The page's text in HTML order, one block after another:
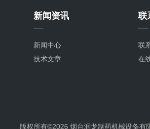
新闻资讯
新闻中心
技术文章
联
联
在
版权所有©2026 烟台润龙制药机械设备